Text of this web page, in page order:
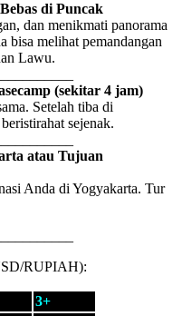
di Puncak
dan menikmati panorama
bisa melihat pemandangan
Lawu.
(sekitar 4 jam)
Setelah tiba di
sejenak.
atau Tujuan
Anda di Yogyakarta. Tur
RUPIAH):
3+